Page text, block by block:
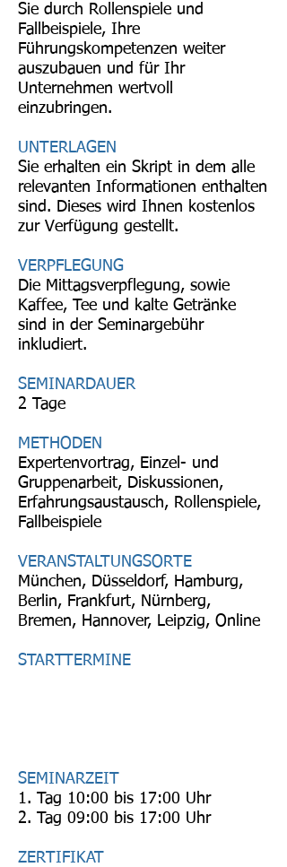
Sie durch Rollenspiele und
Fallbeispiele, Ihre
Führungskompetenzen weiter
auszubauen und für Ihr
Unternehmen wertvoll
einzubringen.
UNTERLAGEN
Sie erhalten ein Skript in dem alle
relevanten Informationen enthalten
sind. Dieses wird Ihnen kostenlos
zur Verfügung gestellt.
VERPFLEGUNG
Die Mittagsverpflegung, sowie
Kaffee, Tee und kalte Getränke
sind in der Seminargebühr
inkludiert.
SEMINARDAUER
2 Tage
METHODEN
Expertenvortrag, Einzel- und
Gruppenarbeit, Diskussionen,
Erfahrungsaustausch, Rollenspiele,
Fallbeispiele
VERANSTALTUNGSORTE
München, Düsseldorf, Hamburg,
Berlin, Frankfurt, Nürnberg,
Bremen, Hannover, Leipzig, Online
STARTTERMINE
SEMINARZEIT
1. Tag 10:00 bis 17:00 Uhr
2. Tag 09:00 bis 17:00 Uhr
ZERTIFIKAT